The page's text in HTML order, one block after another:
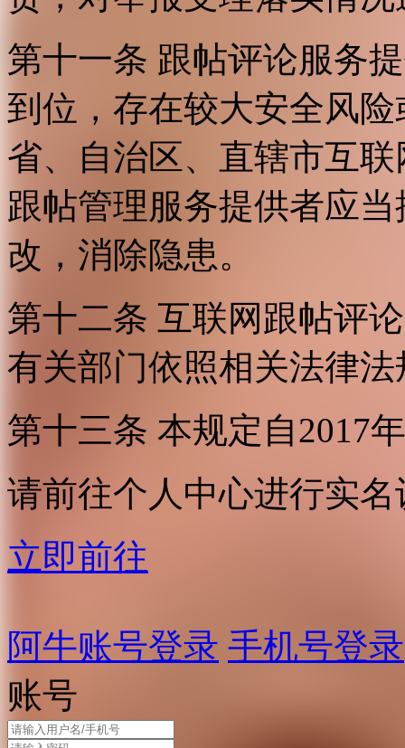
第十一条 跟帖评论服务
到位，存在较大安全风
省、自治区、直辖市互
跟帖管理服务提供者应
改，消除隐患。
第十二条 互联网跟帖评
有关部门依照相关法律
第十三条 本规定自2017
请前往个人中心进行实名
立即前往
阿牛账号登录 手机号登录
账号